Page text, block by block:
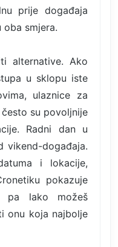
prije događaja
smjera.
alternative. Ako
u sklopu iste
ulaznice za
su povoljnije
Radni dan u
vikend-događaja.
i lokacije,
pokazuje
pa lako možeš
onu koja najbolje